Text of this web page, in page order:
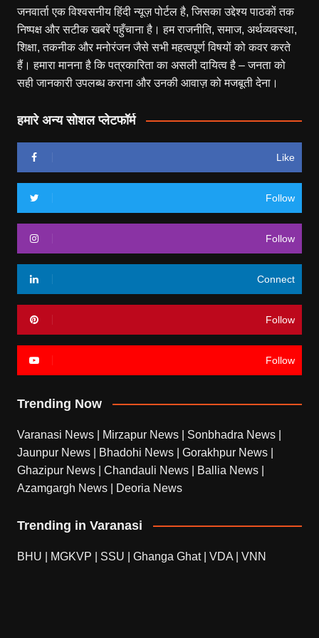
जनवार्ता एक विश्वसनीय हिंदी न्यूज़ पोर्टल है, जिसका उद्देश्य पाठकों तक
निष्पक्ष और सटीक खबरें पहुँचाना है। हम राजनीति, समाज, अर्थव्यवस्था,
शिक्षा, तकनीक और मनोरंजन जैसे सभी महत्वपूर्ण विषयों को कवर करते
हैं। हमारा मानना है कि पत्रकारिता का असली दायित्व है – जनता को
सही जानकारी उपलब्ध कराना और उनकी आवाज़ को मजबूती देना।
हमारे अन्य सोशल प्लेटफॉर्म
Like
Follow
Follow
Connect
Follow
Follow
Trending Now
Varanasi News Mirzapur News Sonbhadra News
Jaunpur News
Bhadohi News Gorakhpur News
Ghazipur News
Chandauli News Ballia News
Azamgargh News
Deoria News
Trending in Varanasi
BHU MGKVP SSU Ghanga Ghat| VDA VNN